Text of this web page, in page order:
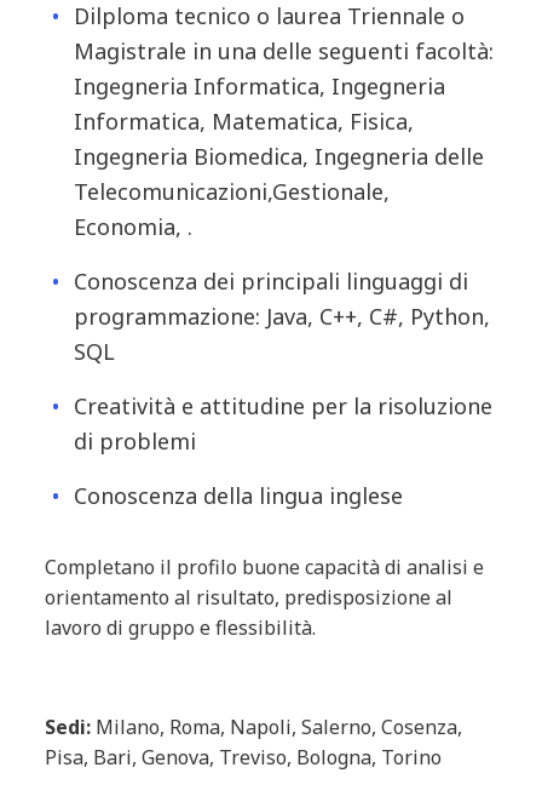
Dilploma tecnico o laurea Triennale o
Magistrale in una delle seguenti facoltà:
Ingegneria Informatica, Ingegneria
Informatica, Matematica, Fisica,
Ingegneria Biomedica, Ingegneria delle
Telecomunicazioni,Gestionale,
Economia, .
Conoscenza dei principali linguaggi di
programmazione: Java, C++, C#, Python,
SQL
Creatività e attitudine per la risoluzione
di problemi
Conoscenza della lingua inglese
Completano il profilo buone capacità di analisi e
orientamento al risultato, predisposizione al
lavoro di gruppo e flessibilità.
Sedi: Milano, Roma, Napoli, Salerno, Cosenza,
Pisa, Bari, Genova, Treviso, Bologna, Torino